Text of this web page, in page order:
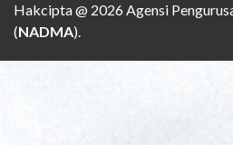
Hakcipta @ 2026 Agensi
(NADMA).